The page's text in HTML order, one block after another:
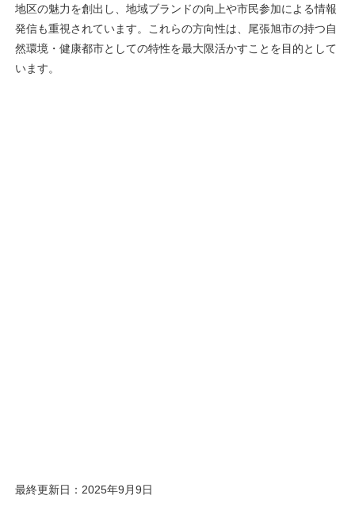
地区の魅力を創出し、地域ブランドの向上や市民参加による情報
発信も重視されています。これらの方向性は、尾張旭市の持つ自
然環境・健康都市としての特性を最大限活かすことを目的として
います。
最終更新日：2025年9月9日